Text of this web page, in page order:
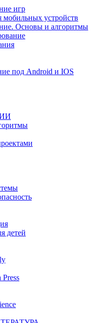
игр
устройств
Основы и алгоритмы
под Android и IOS
ИИ
детей
Press